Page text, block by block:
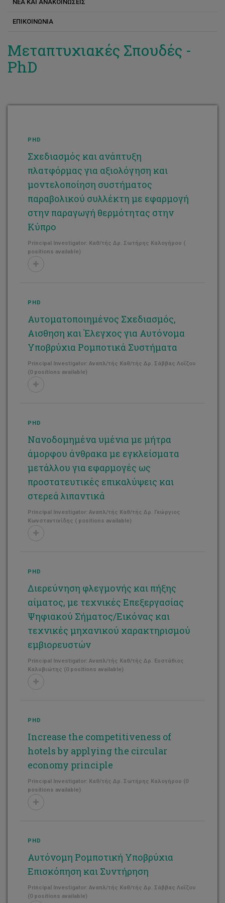
Διδακτικό Προσωπικό
Διδακτικό και Ερευνητικό Προσωπικό (Μέλη ΔΕΠ)
Ερευνητικές Μονάδες και Εργαστήρια
Χρηματοδοτούμενα Ερευνητικά Προγράμματα
ΝΕΑ ΚΑΙ ΑΝΑΚΟΙΝΩΣΕΙΣ
ΕΠΙΚΟΙΝΩΝΙΑ
Μεταπτυχιακές Σπουδές -
PhD
PHD
Σχεδιασμός και ανάπτυξη
πλατφόρμας για αξιολόγηση και
μοντελοποίηση συστήματος
παραβολικού συλλέκτη με εφαρμογή
στην παραγωγή θερμότητας στην
Κύπρο
Principal Investigator: Καθ/τής Δρ. Σωτήρης Καλογήρου (
positions available)
PHD
Αυτοματοποιημένος Σχεδιασμός,
Αισθηση και Έλεγχος για Αυτόνομα
Υποβρύχια Ρομποτικά Συστήματα
Principal Investigator: Αναπλ/τής Καθ/τής Δρ. Σάββας Λοΐζου
(0 positions available)
PHD
Νανοδομημένα υμένια με μήτρα
άμορφου άνθρακα με εγκλείσματα
μετάλλου για εφαρμογές ως
προστατευτικές επικαλύψεις και
στερεά λιπαντικά
Principal Investigator: Αναπλ/τής Καθ/τής Δρ. Γεώργιος
Κωνσταντινίδης ( positions available)
PHD
Διερεύνηση φλεγμονής και πήξης
αίματος, με τεχνικές Επεξεργασίας
Ψηφιακού Σήματος/Εικόνας και
τεχνικές μηχανικού χαρακτηρισμού
εμβιορευστών
Principal Investigator: Αναπλ/τής Καθ/τής Δρ. Ευστάθιος
Καλυβιώτης (0 positions available)
PHD
Increase the competitiveness of
hotels by applying the circular
economy principle
Principal Investigator: Καθ/τής Δρ. Σωτήρης Καλογήρου (0
positions available)
PHD
Αυτόνομη Ρομποτική Υποβρύχια
Επισκόπηση και Συντήρηση
Principal Investigator: Αναπλ/τής Καθ/τής Δρ. Σάββας Λοΐζου
(0 positions available)